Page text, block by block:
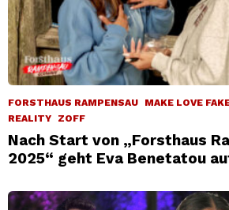
FORSTHAUS RAMPENSAU MAKE LOVE
REALITY
ZOFF
Nach Start von „Forsthaus
2025“ geht Eva Benetatou